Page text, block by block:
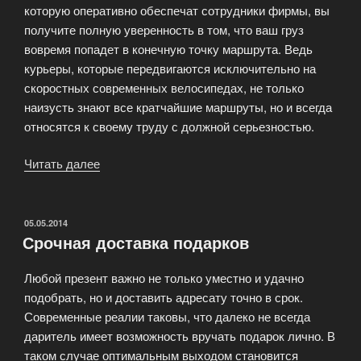
которую оперативно обеспечат сотрудники фирмы, вы
получите полную уверенность в том, что ваш груз
вовремя попадет в конечную точку маршрута. Ведь
курьеры, которые передвигаются исключительно на
скоростных современных велосипедах, не только
наизусть знают все кратчайшие маршруты, но и всегда
относятся к своему труду с должной серьезностью.
Читать далее
это
успешного
осуществления
ваших
дел.»
ОПУБЛИКОВАНО
05.05.2014
Срочная доставка подарков
Любой презент важно не только уместно и удачно
подобрать, но и доставить адресату точно в срок.
Современные реалии таковы, что далеко не всегда
даритель имеет возможность вручать подарок лично. В
таком случае оптимальным выходом становится